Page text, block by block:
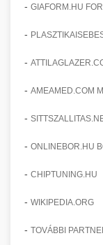
- GIAFORM.HU
-
-
- AMEAMED.COM
-
- ONLINEBOR.HU
- CHIPTUNING.HU
- WIKIPEDIA.ORG
- TOVÁBBI